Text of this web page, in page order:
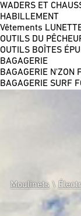
WADERS ET
HABILLEMENT
Vêtements
OUTILS DU
OUTILS BOÎTES
BAGAGERIE
BAGAGERIE N'ZON
BAGAGERIE SURF
Moulinets\